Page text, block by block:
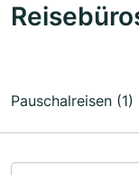
Pauschalreisen (1)